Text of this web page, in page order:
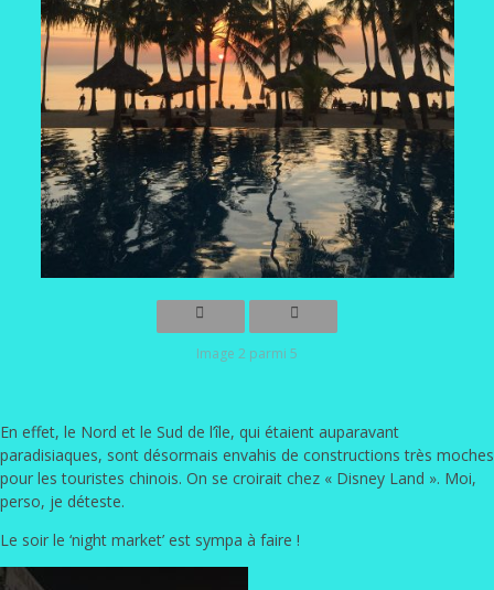
Image 2 parmi 5
En effet, le Nord et le Sud de l’île, qui étaient auparavant
paradisiaques, sont désormais envahis de constructions très moches
pour les touristes chinois. On se croirait chez « Disney Land ». Moi,
perso, je déteste.
Le soir le ‘night market’ est sympa à faire !